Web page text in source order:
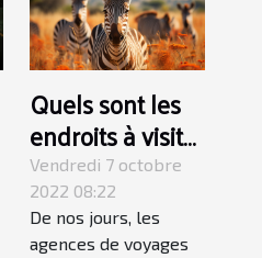
Quels sont les
endroits à visiter
lors d’un voyage
au Kenya ?
Vendredi 7 octobre
2022 08:22
De nos jours, les
agences de voyages